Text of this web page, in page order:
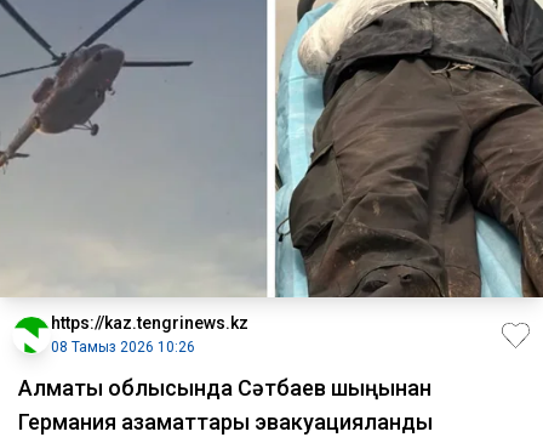
https://kaz.tengrinews.kz
08 Тамыз 2026 10:26
Алматы облысында Сәтбаев шыңынан
Германия азаматтары эвакуацияланды